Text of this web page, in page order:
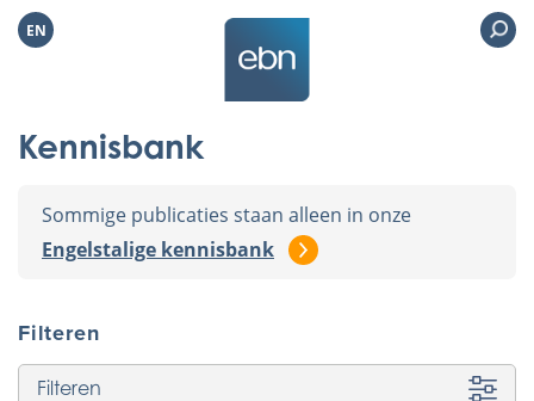
EN
Kennisbank
Sommige publicaties staan alleen in onze
Engelstalige kennisbank
Filteren
Filteren